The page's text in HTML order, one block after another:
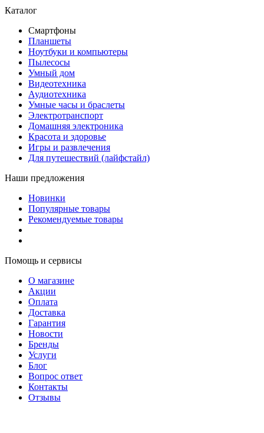
Каталог
Смартфоны
Планшеты
Ноутбуки и компьютеры
Пылесосы
Умный дом
Видеотехника
Аудиотехника
Умные часы и браслеты
Электротранспорт
Домашняя электроника
Красота и здоровье
Игры и развлечения
Для путешествий (лайфстайл)
Наши предложения
Новинки
Популярные товары
Рекомендуемые товары
Помощь и сервисы
О магазине
Акции
Оплата
Доставка
Гарантия
Новости
Бренды
Услуги
Блог
Вопрос ответ
Контакты
Отзывы